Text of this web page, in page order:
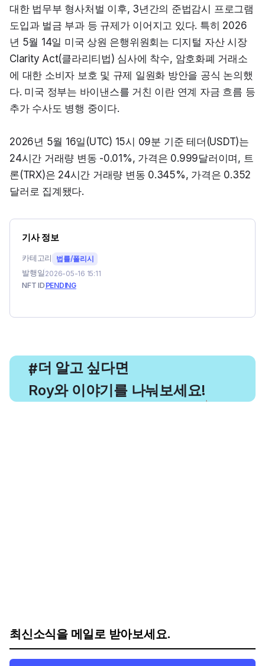
대한 법무부 형사처벌 이후, 3년간의 준법감시 프로그램
도입과 벌금 부과 등 규제가 이어지고 있다. 특히 2026
년 5월 14일 미국 상원 은행위원회는 디지털 자산 시장
Clarity Act(클라리티법) 심사에 착수, 암호화폐 거래소
에 대한 소비자 보호 및 규제 일원화 방안을 공식 논의했
다. 미국 정부는 바이낸스를 거친 이란 연계 자금 흐름 등
추가 수사도 병행 중이다.
2026년 5월 16일(UTC) 15시 09분 기준 테더(USDT)는
24시간 거래량 변동 -0.01%, 가격은 0.999달러이며, 트
론(TRX)은 24시간 거래량 변동 0.345%, 가격은 0.352
달러로 집계됐다.
기사 정보
카테고리 법률/폴리시
발행일 2026-05-16 15:11
NFT ID PENDING
#
, 더 알고 싶다면
Roy와 이야기를 나눠보세요!
최신소식을 메일로 받아보세요.